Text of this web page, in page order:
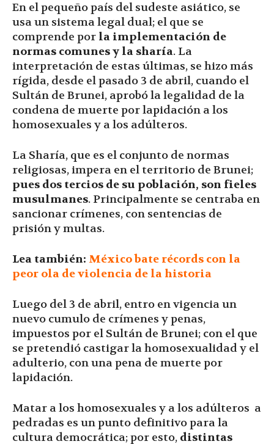
En el pequeño país del sudeste asiático, se
usa un sistema legal dual; el que se
comprende por la implementación de
normas comunes y la sharía. La
interpretación de estas últimas, se hizo más
rígida, desde el pasado 3 de abril, cuando el
Sultán de Brunei, aprobó la legalidad de la
condena de muerte por lapidación a los
homosexuales y a los adúlteros.
La Sharía, que es el conjunto de normas
religiosas, impera en el territorio de Brunei;
pues dos tercios de su población, son fieles
musulmanes. Principalmente se centraba en
sancionar crímenes, con sentencias de
prisión y multas.
Lea también: México bate récords con la
peor ola de violencia de la historia
Luego del 3 de abril, entro en vigencia un
nuevo cumulo de crímenes y penas,
impuestos por el Sultán de Brunei; con el que
se pretendió castigar la homosexualidad y el
adulterio, con una pena de muerte por
lapidación.
Matar a los homosexuales y a los adúlteros a
pedradas es un punto definitivo para la
cultura democrática; por esto, distintas